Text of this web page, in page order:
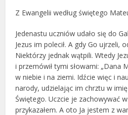
Z Ewangelii według świętego
Jedenastu uczniów udało się do
Jezus im polecił. A gdy Go ujrzeli,
Niektórzy jednak wątpili. Wtedy
i przemówił tymi słowami: „Dana
w niebie i na ziemi. Idźcie więc i
narody, udzielając im chrztu w
Świętego. Uczcie je zachowywać
przykazałem. A oto Ja jestem z